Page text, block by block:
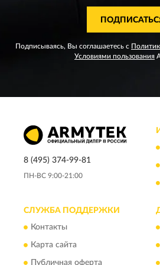
Подписываясь, Вы соглашаетесь с
Условиями пользования
8 (495) 374-99-81
ПН-ВС 9:00-21:00
СЛУЖБА ПОДДЕРЖКИ
Контакты
Карта сайта
Публичная оферта